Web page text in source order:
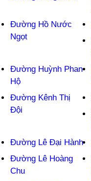
Đường Hồ Nước
Ngọt
Đường Huỳnh Phan
Hộ
Đường Kênh Thị
Đội
Đường Lê Đại Hành
Đường Lê Hoàng
Chu